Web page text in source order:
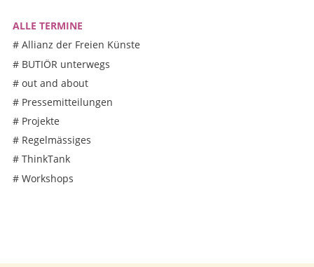
ALLE TERMINE
# Allianz der Freien Künste
# BUTIÖR unterwegs
# out and about
# Pressemitteilungen
# Projekte
# Regelmässiges
# ThinkTank
# Workshops